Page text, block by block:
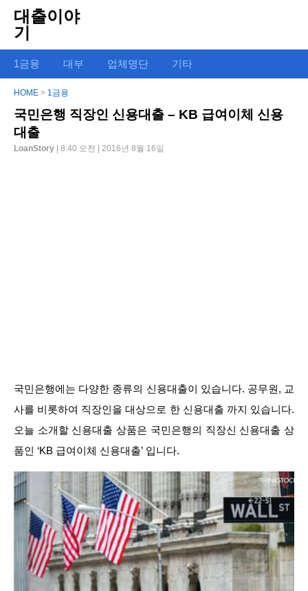
대출이야
기
1금융 대부 업체명단 기타
HOME > 1금융
국민은행 직장인 신용대출 – KB 급여이체 신용
대출
LoanStory | 8:40 오전 | 2016년 8월 16일
국민은행에는 다양한 종류의 신용대출이 있습니다. 공무원, 교
사를 비롯하여 직장인을 대상으로 한 신용대출 까지 있습니다.
오늘 소개할 신용대출 상품은 국민은행의 직장신 신용대출 상
품인 ‘KB 급여이체 신용대출’ 입니다.